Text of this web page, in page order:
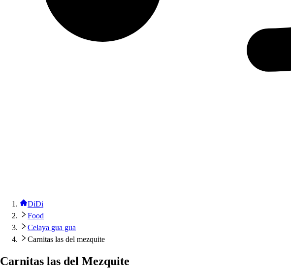
DiDi
Food
Celaya gua gua
Carnitas las del mezquite
Carnitas las del Mezquite